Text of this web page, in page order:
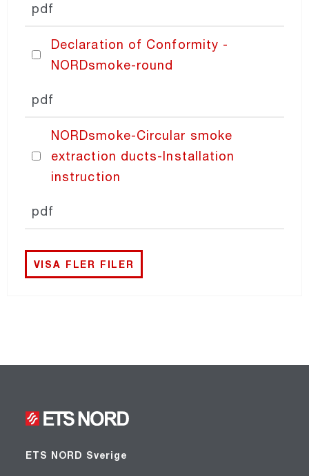
pdf
Declaration of Conformity -
NORDsmoke-round
pdf
NORDsmoke-Circular smoke
extraction ducts-Installation
instruction
pdf
VISA FLER FILER
ETS NORD Sverige